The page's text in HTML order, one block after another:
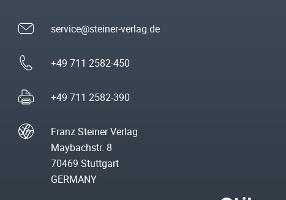
service@steiner-verlag.de
+49 711 2582-450
+49 711 2582-390
Franz Steiner Verlag
Maybachstr. 8
70469 Stuttgart
GERMANY